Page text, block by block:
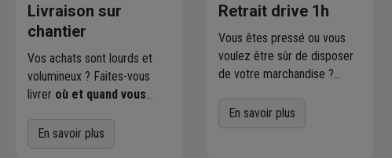
Livraison sur
chantier
Vos achats sont lourds et
volumineux ? Faites-vous
livrer où et quand vous
qui effectue la livraison vous
contacte pour fixer le
En savoir plus
Retrait drive 1h
Vous êtes pressé ou vous
voulez être sûr de disposer
de votre marchandise ?
produits disponibles dans
votre agence sur
En savoir plus